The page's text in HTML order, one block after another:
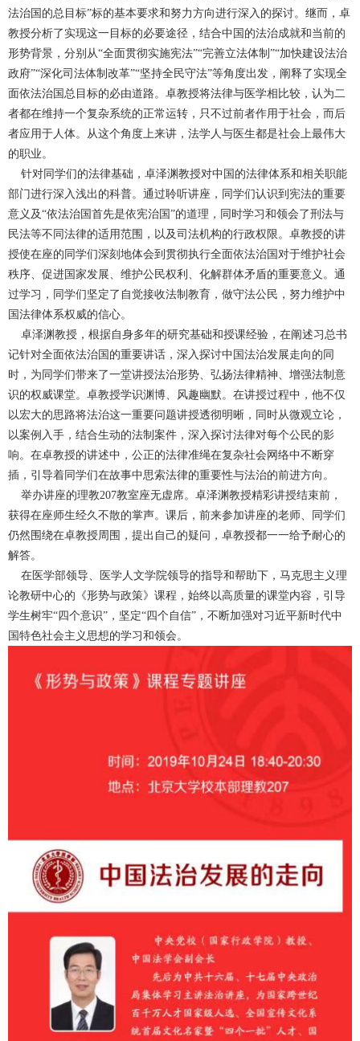
法治国的总目标”标的基本要求和努力方向进行深入的探讨。继而，卓
教授分析了实现这一目标的必要途径，结合中国的法治成就和当前的
形势背景，分别从“全面贯彻实施宪法”“完善立法体制”“加快建设法治
政府”“深化司法体制改革”“坚持全民守法”等角度出发，阐释了实现全
面依法治国总目标的必由道路。卓教授将法律与医学相比较，认为二
者都在维持一个复杂系统的正常运转，只不过前者作用于社会，而后
者应用于人体。从这个角度上来讲，法学人与医生都是社会上最伟大
的职业。
针对同学们的法律基础，卓泽渊教授对中国的法律体系和相关职能
部门进行深入浅出的科普。通过聆听讲座，同学们认识到宪法的重要
意义及“依法治国首先是依宪治国”的道理，同时学习和领会了刑法与
民法等不同法律的适用范围，以及司法机构的行政权限。卓教授的讲
授使在座的同学们深刻地体会到贯彻执行全面依法治国对于维护社会
秩序、促进国家发展、维护公民权利、化解群体矛盾的重要意义。通
过学习，同学们坚定了自觉接收法制教育，做守法公民，努力维护中
国法律体系权威的信心。
卓泽渊教授，根据自身多年的研究基础和授课经验，在阐述习总书
记针对全面依法治国的重要讲话，深入探讨中国法治发展走向的同
时，为同学们带来了一堂讲授法治形势、弘扬法律精神、增强法制意
识的权威课堂。卓教授学识渊博、风趣幽默。在讲授过程中，他不仅
以宏大的思路将法治这一重要问题讲授透彻明晰，同时从微观立论，
以案例入手，结合生动的法制案件，深入探讨法律对每个公民的影
响。在卓教授的讲述中，公正的法律准绳在复杂社会网络中不断穿
插，引导着同学们在故事中思索法律的重要性与法治的前进方向。
举办讲座的理教207教室座无虚席。卓泽渊教授精彩讲授结束前，
获得在座师生经久不散的掌声。课后，前来参加讲座的老师、同学们
仍然围绕在卓教授周围，提出自己的疑问，卓教授都一一给予耐心的
解答。
在医学部领导、医学人文学院领导的指导和帮助下，马克思主义理
论教研中心的《形势与政策》课程，始终以高质量的课堂内容，引导
学生树牢“四个意识”，坚定“四个自信”，不断加强对习近平新时代中
国特色社会主义思想的学习和领会。